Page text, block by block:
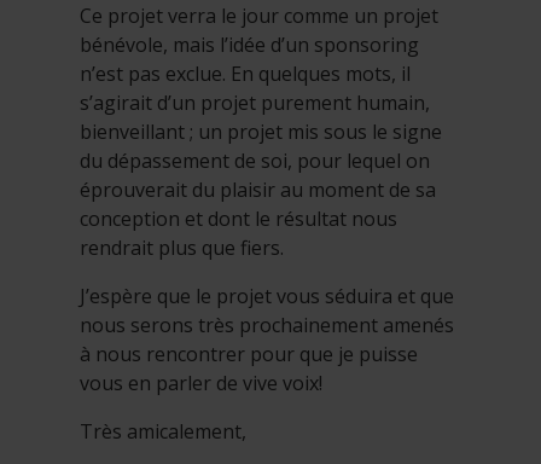
Ce projet verra le jour comme un projet
bénévole, mais l’idée d’un sponsoring
n’est pas exclue. En quelques mots, il
s’agirait d’un projet purement humain,
bienveillant ; un projet mis sous le signe
du dépassement de soi, pour lequel on
éprouverait du plaisir au moment de sa
conception et dont le résultat nous
rendrait plus que fiers.
J’espère que le projet vous séduira et que
nous serons très prochainement amenés
à nous rencontrer pour que je puisse
vous en parler de vive voix!
Très amicalement,